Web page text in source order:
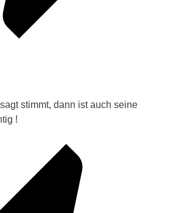
stimmt, dann ist auch seine
!